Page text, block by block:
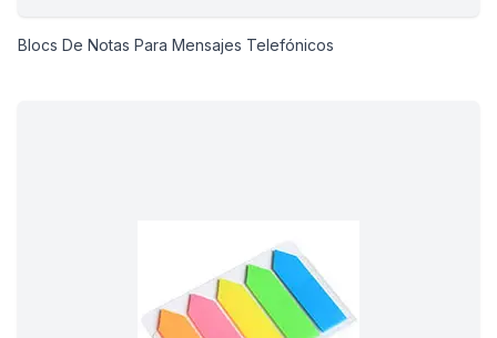
Blocs De Notas Para Mensajes Telefónicos